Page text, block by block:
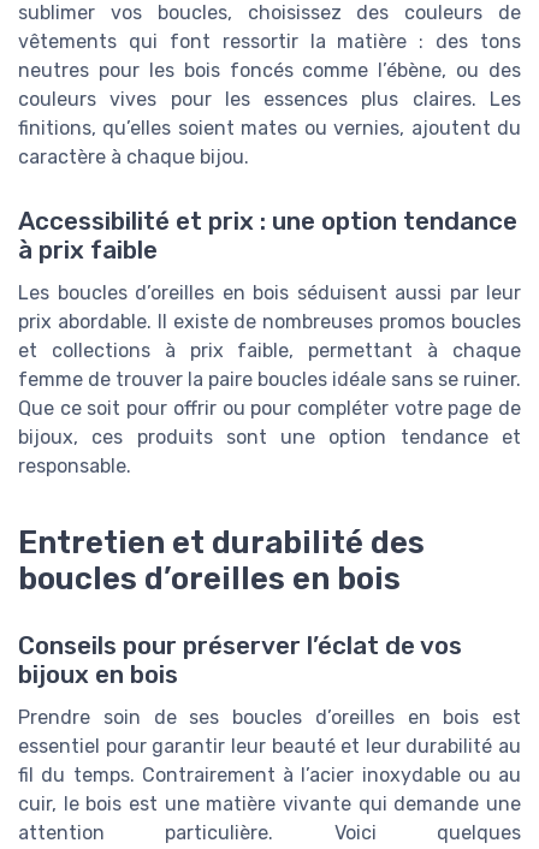
sublimer vos boucles, choisissez des couleurs de
vêtements qui font ressortir la matière : des tons
neutres pour les bois foncés comme l’ébène, ou des
couleurs vives pour les essences plus claires. Les
finitions, qu’elles soient mates ou vernies, ajoutent du
caractère à chaque bijou.
Accessibilité et prix : une option tendance
à prix faible
Les boucles d’oreilles en bois séduisent aussi par leur
prix abordable. Il existe de nombreuses promos boucles
et collections à prix faible, permettant à chaque
femme de trouver la paire boucles idéale sans se ruiner.
Que ce soit pour offrir ou pour compléter votre page de
bijoux, ces produits sont une option tendance et
responsable.
Entretien et durabilité des
boucles d’oreilles en bois
Conseils pour préserver l’éclat de vos
bijoux en bois
Prendre soin de ses boucles d’oreilles en bois est
essentiel pour garantir leur beauté et leur durabilité au
fil du temps. Contrairement à l’acier inoxydable ou au
cuir, le bois est une matière vivante qui demande une
attention particulière. Voici quelques